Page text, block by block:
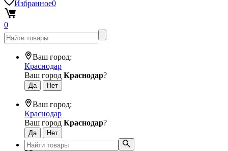
Избранное0
0
Ваш город:
Краснодар
Ваш город Краснодар?
Ваш город:
Краснодар
Ваш город Краснодар?